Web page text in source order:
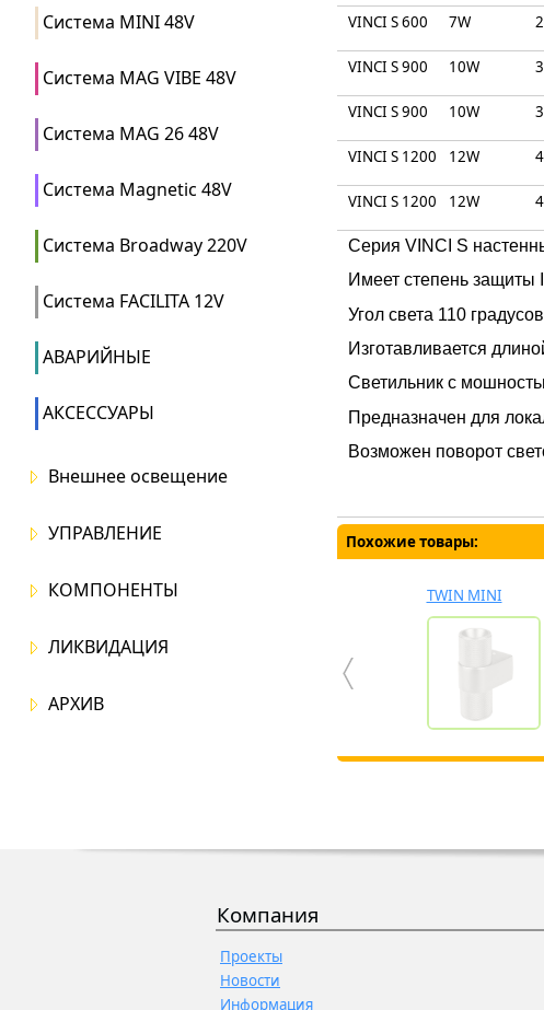
Система MINI 48V
Система MAG VIBE 48V
Система MAG 26 48V
Система Magnetic 48V
Система Broadway 220V
Система FACILITA 12V
АВАРИЙНЫЕ
АКСЕССУАРЫ
Внешнее освещение
УПРАВЛЕНИЕ
КОМПОНЕНТЫ
ЛИКВИДАЦИЯ
АРХИВ
VINCI S 600 7W
VINCI S 900 10W
VINCI S 900 10W
VINCI S 1200 12W
VINCI S 1200 12W
Серия VINCI S
Имеет степень защиты
Угол света 110
Изготавливается
Светильник с
Предназначен для
Возможен поворот
Похожие товары:
TWIN MINI
Компания
Проекты
Новости
Информация